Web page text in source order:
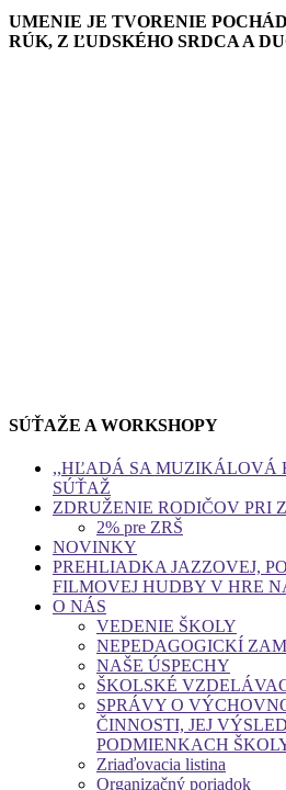
UMENIE JE TVORENIE
RÚK, Z ĽUDSKÉHO SRDCA A
SÚŤAŽE A WORKSHOPY
,,HĽADÁ SA MUZIKÁLOVÁ
SÚŤAŽ
ZDRUŽENIE RODIČOV PRI
2% pre ZRŠ
NOVINKY
PREHLIADKA JAZZOVEJ,
FILMOVEJ HUDBY V HRE
O NÁS
VEDENIE ŠKOLY
NEPEDAGOGICKÍ
NAŠE ÚSPECHY
ŠKOLSKÉ
SPRÁVY O
ČINNOSTI, JEJ
PODMIENKACH
Zriaďovacia listina
Organizačný poriadok